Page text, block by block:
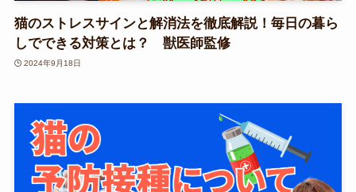
猫のストレスサインと解消法を徹底解説！毎日の暮ら
しでできる対策とは？ 獣医師監修
2024年9月18日